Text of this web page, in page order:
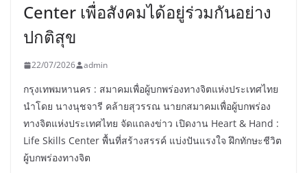
Center เพื่อสังคมได้อยู่ร่วมกันอย่าง
ปกติสุข
22/07/2026 admin
กรุงเทพมหานคร : สมาคมเพื่อผู้บกพร่องทางจิตแห่งประเทศไทย
นำโดย นางนุชจารี คล้ายสุวรรณ นายกสมาคมเพื่อผู้บกพร่อง
ทางจิตแห่งประเทศไทย จัดแถลงข่าว เปิดงาน Heart & Hand :
Life Skills Center พื้นที่สร้างสรรค์ แบ่งปันแรงใจ ฝึกทักษะชีวิต
ผู้บกพร่องทางจิต